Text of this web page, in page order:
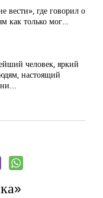
вести», где говорил о
как только мог…
человек, яркий
настоящий